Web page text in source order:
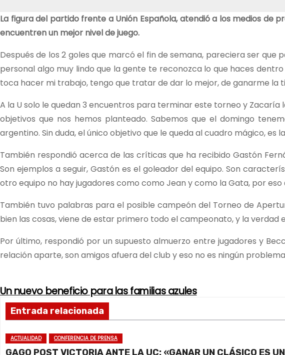
La figura del partido frente a Unión Española, atendió a los medios de
encuentren un mejor nivel de juego.
Después de los 2 goles que marcó el fin de semana, pareciera ser
personal algo muy lindo que la gente te reconozca lo que haces
toca hacer mi trabajo, tengo que tratar de dar lo mejor, de ganarme la
A la U solo le quedan 3 encuentros para terminar este torneo y Zacaría
objetivos que nos hemos planteado. Sabemos que el domingo
argentino. Sin duda, el único objetivo que le queda al cuadro mágico, es
También respondió acerca de las críticas que ha recibido Gastón
Son ejemplos a seguir, Gastón es el goleador del equipo. Son
otro equipo no hay jugadores como como Jean y como la Gata, por
También tuvo palabras para el posible campeón del Torneo de
bien las cosas, viene de estar primero todo el campeonato, y la
Por último, respondió por un supuesto almuerzo entre jugadores y
relación aparte, son amigos afuera del club y eso no es ningún
N
a
v
Un nuevo beneficio para las familias azules
Entrada relacionada
ACTUALIDAD CONFERENCIA DE PRENSA
GAGO POST VICTORIA ANTE LA UC: «GANAR UN CLÁSICO ES